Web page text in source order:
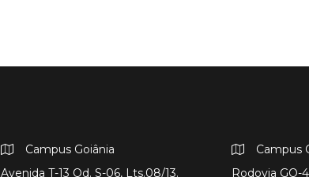
Campus Goiânia
Avenida T-13 Qd. S-06, Lts.08/13.
Campus
Rodovia GO-